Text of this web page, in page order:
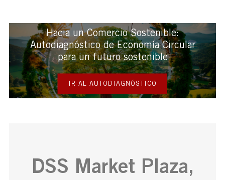
Hacia un Comercio Sostenible:
Autodiagnóstico de Economía Circular
para un futuro sostenible
IR AL AUTODIAGNÓSTICO
DSS Market Plaza,